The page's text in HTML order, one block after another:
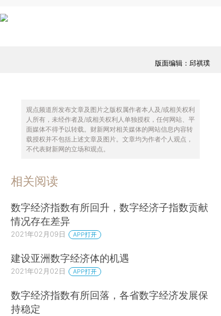
版面编辑：邱祺璞
观点频道所发布文章及图片之版权属作者本人及/或相关权利
人所有，未经作者及/或相关权利人单独授权，任何网站、平
面媒体不得予以转载。财新网对相关媒体的网站信息内容转
载授权并不包括上述文章及图片。文章均为作者个人观点，
不代表财新网的立场和观点。
相关阅读
数字经济指数有所回升，数字经济子指数贡献
情况存在差异
2021年02月09日 APP打开
建设亚洲数字经济体的机遇
2021年02月02日 APP打开
数字经济指数有所回落，各省数字经济发展保
持稳定